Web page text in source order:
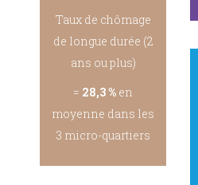
Taux de chômage
de longue durée (2
ans ou plus)
= 28,3 % en
moyenne dans les
3 micro-quartiers